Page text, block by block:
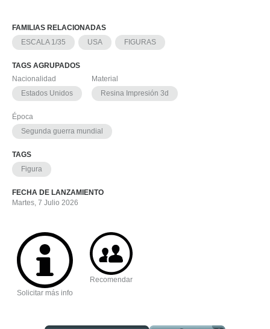
FAMILIAS RELACIONADAS
ESCALA 1/35
USA FIGURAS
TAGS AGRUPADOS
Nacionalidad
Estados Unidos
Material
Resina Impresión 3d
Época
Segunda guerra mundial
TAGS
Figura
FECHA DE LANZAMIENTO
Martes, 7 Julio 2026
Solicitar más info
Recomendar